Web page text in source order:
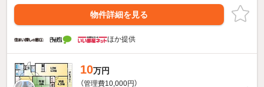
物件詳細を見る
ほか提供
10万円
（管理費10,000円）